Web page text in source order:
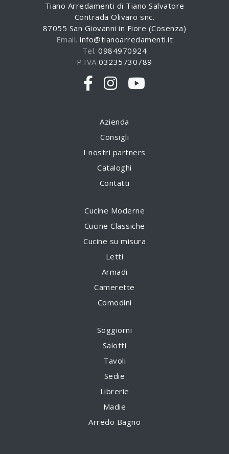
Tiano Arredamenti di Tiano Salvatore
Contrada Olivaro snc.
87055 San Giovanni in Fiore (Cosenza)
Email.info@tianoarredamenti.it
Tel.0984970924
P.IVA03235730789
Azienda
Consigli
I nostri partners
Cataloghi
Contatti
Cucine Moderne
Cucine Classiche
Cucine su misura
Letti
Armadi
Camerette
Comodini
Soggiorni
Salotti
Tavoli
Sedie
Librerie
Madie
Arredo Bagno